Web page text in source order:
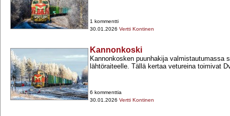
1 kommentti
30.01.2026 Vertti Kontinen
Kannonkoski
Kannonkosken puunhakija valmistautumassa
lähtöraiteelle. Tällä kertaa vetureina toimivat
6 kommenttia
30.01.2026 Vertti Kontinen